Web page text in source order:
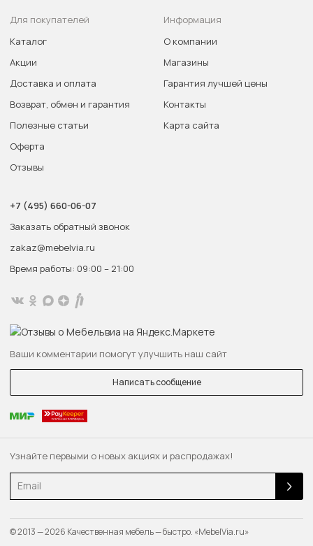
Узнайте первыми о новых акциях и распродажах!
Email
Для покупателей
Каталог
Акции
Доставка и оплата
Возврат, обмен и гарантия
Полезные статьи
Оферта
Отзывы
Информация
О компании
Магазины
Гарантия лучшей цены
Контакты
Карта сайта
+7 (495) 660-06-07
Заказать обратный звонок
zakaz@mebelvia.ru
Время работы: 09:00 – 21:00
Ваши комментарии помогут улучшить наш сайт
Написать сообщение
© 2013 — 2026 Качественная мебель — быстро. «MebelVia.ru»